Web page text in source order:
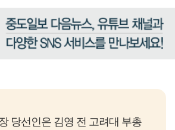
당선인은 김영 전 고려대 부총